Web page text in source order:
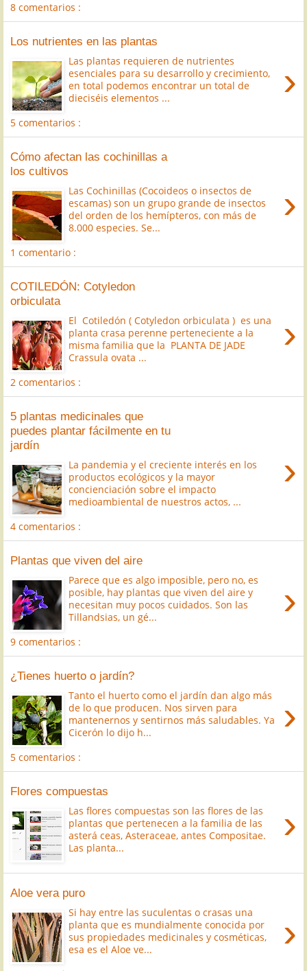
8 comentarios :
Los nutrientes en las plantas
›
Las plantas requieren de nutrientes
esenciales para su desarrollo y crecimiento,
en total podemos encontrar un total de
dieciséis elementos ...
5 comentarios :
Cómo afectan las cochinillas a
los cultivos
›
Las Cochinillas (Cocoideos o insectos de
escamas) son un grupo grande de insectos
del orden de los hemípteros, con más de
8.000 especies. Se...
1 comentario :
COTILEDÓN: Cotyledon
orbiculata
›
El Cotiledón ( Cotyledon orbiculata ) es una
planta crasa perenne perteneciente a la
misma familia que la PLANTA DE JADE
Crassula ovata ...
2 comentarios :
5 plantas medicinales que
puedes plantar fácilmente en tu
jardín
›
La pandemia y el creciente interés en los
productos ecológicos y la mayor
concienciación sobre el impacto
medioambiental de nuestros actos, ...
4 comentarios :
Plantas que viven del aire
›
Parece que es algo imposible, pero no, es
posible, hay plantas que viven del aire y
necesitan muy pocos cuidados. Son las
Tillandsias, un gé...
9 comentarios :
¿Tienes huerto o jardín?
›
Tanto el huerto como el jardín dan algo más
de lo que producen. Nos sirven para
mantenernos y sentirnos más saludables. Ya
Cicerón lo dijo h...
5 comentarios :
Flores compuestas
›
Las flores compuestas son las flores de las
plantas que pertenecen a la familia de las
asterá ceas, Asteraceae, antes Compositae.
Las planta...
Aloe vera puro
›
Si hay entre las suculentas o crasas una
planta que es mundialmente conocida por
sus propiedades medicinales y cosméticas,
esa es el Aloe ve...